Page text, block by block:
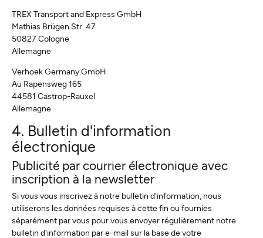
TREX Transport and Express GmbH
Mathias Brügen Str. 47
50827 Cologne
Allemagne
Verhoek Germany GmbH
Au Rapensweg 165
44581 Castrop-Rauxel
Allemagne
4. Bulletin d'information
électronique
Publicité par courrier électronique avec
inscription à la newsletter
Si vous vous inscrivez à notre bulletin d'information, nous
utiliserons les données requises à cette fin ou fournies
séparément par vous pour vous envoyer régulièrement notre
bulletin d'information par e-mail sur la base de votre